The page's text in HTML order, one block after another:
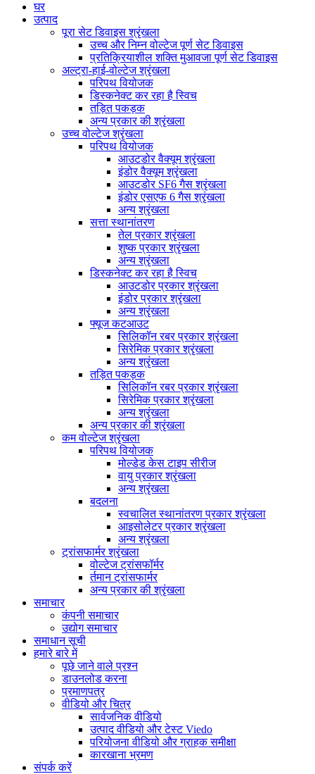
घर
उत्पाद
पूरा सेट डिवाइस श्रृंखला
उच्च और निम्न वोल्टेज पूर्ण सेट डिवाइस
प्रतिक्रियाशील शक्ति मुआवजा पूर्ण सेट डिवाइस
अल्ट्रा-हाई-वोल्टेज श्रृंखला
परिपथ वियोजक
डिस्कनेक्ट कर रहा है स्विच
तड़ित पकड़क
अन्य प्रकार की श्रृंखला
उच्च वोल्टेज श्रृंखला
परिपथ वियोजक
आउटडोर वैक्यूम श्रृंखला
इंडोर वैक्यूम श्रृंखला
आउटडोर SF6 गैस श्रृंखला
इंडोर एसएफ 6 गैस श्रृंखला
अन्य श्रृंखला
सत्ता स्थानांतरण
तेल प्रकार श्रृंखला
शुष्क प्रकार श्रृंखला
अन्य श्रृंखला
डिस्कनेक्ट कर रहा है स्विच
आउटडोर प्रकार श्रृंखला
इंडोर प्रकार श्रृंखला
अन्य श्रृंखला
फ्यूज कटआउट
सिलिकॉन रबर प्रकार श्रृंखला
सिरेमिक प्रकार श्रृंखला
अन्य श्रृंखला
तड़ित पकड़क
सिलिकॉन रबर प्रकार श्रृंखला
सिरेमिक प्रकार श्रृंखला
अन्य श्रृंखला
अन्य प्रकार की श्रृंखला
कम वोल्टेज श्रृंखला
परिपथ वियोजक
मोल्डेड केस टाइप सीरीज
वायु प्रकार श्रृंखला
अन्य श्रृंखला
बदलना
स्वचालित स्थानांतरण प्रकार श्रृंखला
आइसोलेटर प्रकार श्रृंखला
अन्य श्रृंखला
ट्रांसफार्मर श्रृंखला
वोल्टेज ट्रांसफॉर्मर
र्तमान ट्रांसफार्मर
अन्य प्रकार की श्रृंखला
समाचार
कंपनी समाचार
उद्योग समाचार
समाधान सूची
हमारे बारे में
पूछे जाने वाले प्रश्न
डाउनलोड करना
प्रमाणपत्र
वीडियो और चित्र
सार्वजनिक वीडियो
उत्पाद वीडियो और टेस्ट Viedo
परियोजना वीडियो और ग्राहक समीक्षा
कारखाना भ्रमण
संपर्क करें